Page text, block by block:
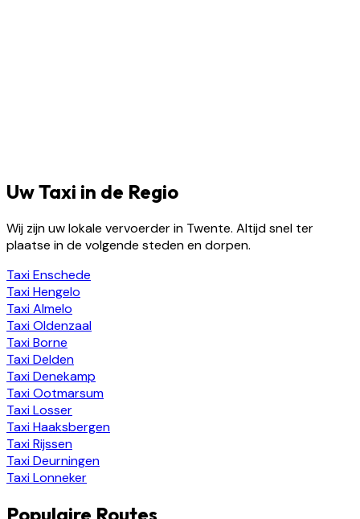
Uw Taxi in de Regio
Wij zijn uw lokale vervoerder in Twente. Altijd snel ter
plaatse in de volgende steden en dorpen.
TaxiEnschede
TaxiHengelo
TaxiAlmelo
TaxiOldenzaal
TaxiBorne
TaxiDelden
TaxiDenekamp
TaxiOotmarsum
TaxiLosser
TaxiHaaksbergen
TaxiRijssen
TaxiDeurningen
TaxiLonneker
Populaire Routes